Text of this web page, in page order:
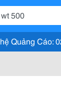
Quảng Cáo: